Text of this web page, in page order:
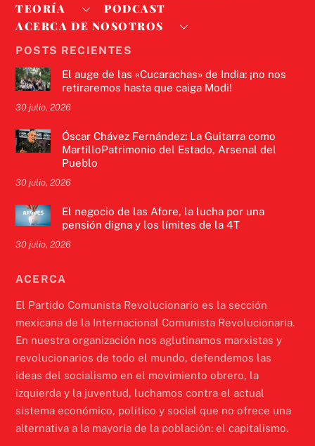
TEORÍA
PODCAST
ACERCA DE NOSOTROS
POSTS RECIENTES
El auge de las «Cucarachas» de India: ¡no nos
retiraremos hasta que caiga Modi!
30 julio, 2026
Óscar Chávez Fernández: La Guitarra como
MartilloPatrimonio del Estado, Arsenal del
Pueblo
30 julio, 2026
El negocio de las Afore, la lucha por una
pensión digna y los límites de la 4T
30 julio, 2026
ACERCA
El Partido Comunista Revolucionario es la sección
mexicana de la Internacional Comunista Revolucionaria.
En nuestra organización nos aglutinamos marxistas y
revolucionarios de todo el mundo, defendemos las
ideas del socialismo en el movimiento obrero, la
izquierda y la juventud, luchamos contra el actual
sistema económico, político y social que no ofrece una
alternativa a la mayoría de la población: el capitalismo.